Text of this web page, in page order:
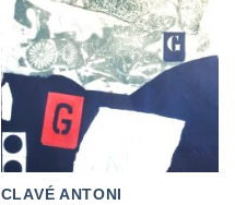
CLAVÉ ANTONI